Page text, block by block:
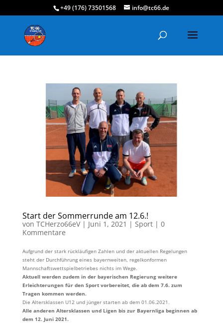
+49 (176) 73501568 info@tc66.de
Start der Sommerrunde am 12.6.!
von TCHerzo66eV| Juni 1, 2021 | Sport| 0
Kommentare
Aufgrund der stark rückläufigen Zahlen und der aktuellen Regelungen
steht der Durchführung eines bayernweiten, regelkonformen
Mannschaftswettspielbetriebes nichts im Wege.
Aktuell werden zudem in der bayerischen Regierung weitere
Erleichterungen für den Sport vorbereitet, die ab dem 7.6. zum
Tragen kommen werden.
Die Altersklassen U12 und jünger starten ab dem 01.06.2021.
Alle anderen Altersklassen und Ligen bis zur Bayernliga beginnen ab
dem 12. Juni 2021.